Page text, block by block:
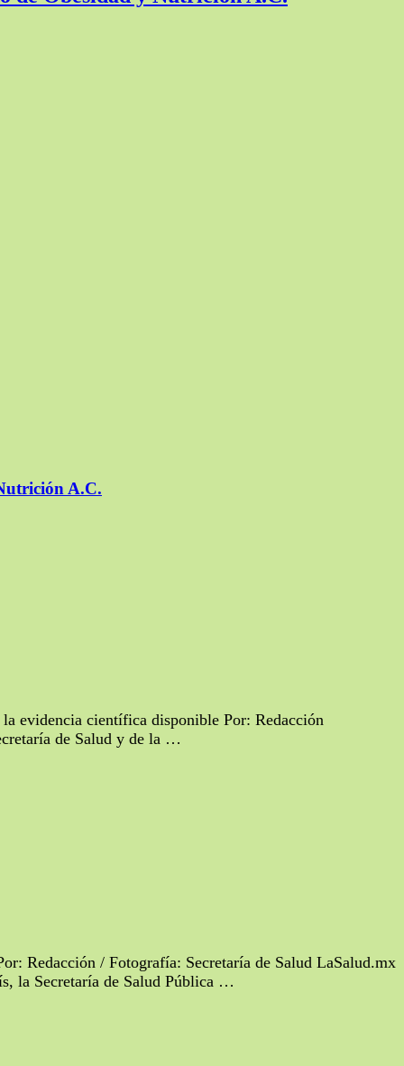
A.C.
evidencia científica disponible Por: Redacción
de Salud y de la …
Redacción / Fotografía: Secretaría de Salud LaSalud.mx
la Secretaría de Salud Pública …